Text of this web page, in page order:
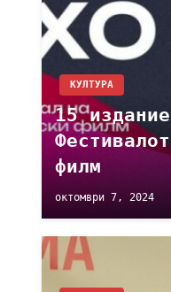
КУЛТУРА
15
филм
октомври 7, 2024